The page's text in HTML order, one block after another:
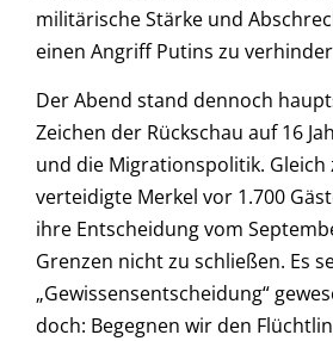
militärische Stärke und
einen Angriff Putins zu
Der Abend stand dennoch
Zeichen der Rückschau auf 16
und die Migrationspolitik. Gleich
verteidigte Merkel vor 1.700
ihre Entscheidung vom
Grenzen nicht zu schließen. Es
„Gewissensentscheidung“
doch: Begegnen wir den